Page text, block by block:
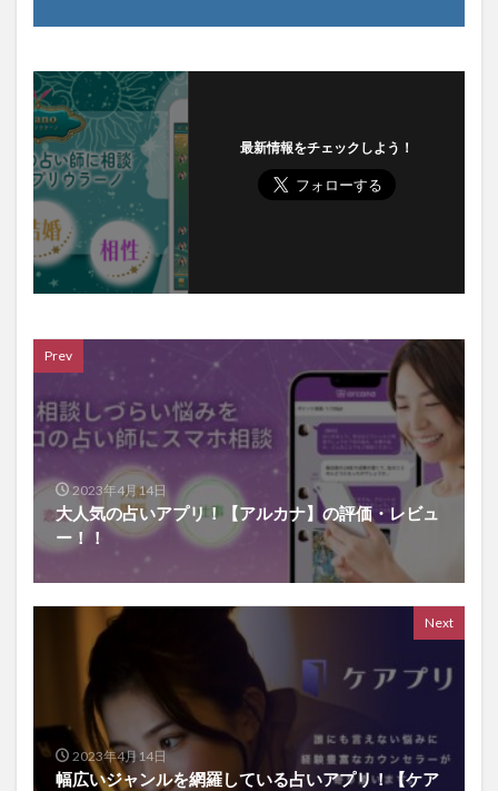
最新情報をチェックしよう！
Prev
2023年4月14日
大人気の占いアプリ！【アルカナ】の評価・レビュ
ー！！
Next
2023年4月14日
幅広いジャンルを網羅している占いアプリ！【ケア